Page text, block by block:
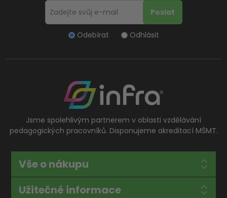
Odebírat Odhlásit
Jsme spolehlivým partnerem v oblasti vzdělávání
pedagogických pracovníků. Disponujeme akreditací MŠMT.
Vše o nákupu
Užitečné informace